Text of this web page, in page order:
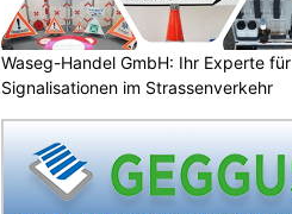
Waseg-Handel GmbH: Ihr Experte für
Signalisationen im Strassenverkehr